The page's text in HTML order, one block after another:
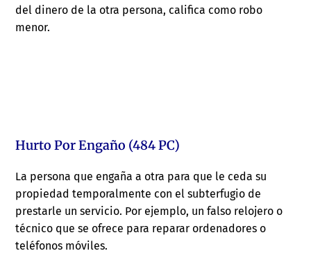
del dinero de la otra persona, califica como robo
menor.
Hurto Por Engaño (484 PC)
La persona que engaña a otra para que le ceda su
propiedad temporalmente con el subterfugio de
prestarle un servicio. Por ejemplo, un falso relojero o
técnico que se ofrece para reparar ordenadores o
teléfonos móviles.